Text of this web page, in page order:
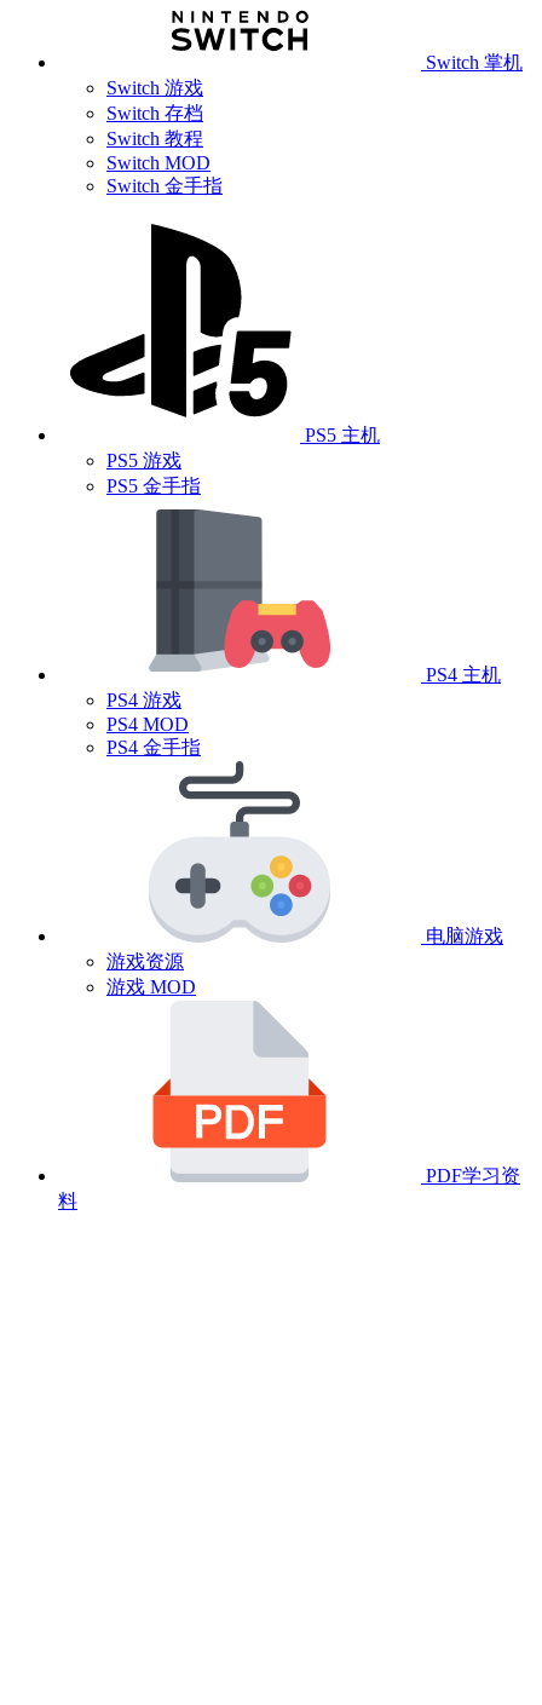
Switch 掌机
Switch 游戏
Switch 存档
Switch 教程
Switch MOD
Switch 金手指
PS5 主机
PS5 游戏
PS5 金手指
PS4 主机
PS4 游戏
PS4 MOD
PS4 金手指
电脑游戏
游戏资源
游戏 MOD
PDF学习资
料